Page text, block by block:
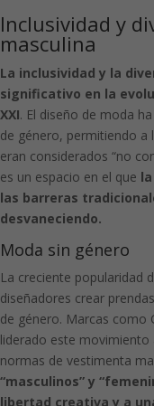
Inclusividad y
masculina
La inclusividad y la
significativo en la
XXI. El diseño de moda
de género, permitiendo a
eran considerados “no
es un espacio en el que
las barreras
desvaneciendo.
Moda sin género
La creciente popularidad
diseñadores crear
de género. Marcas como
liderado este movimiento
normas de vestimenta
“masculinos” y
libertad creativa y a